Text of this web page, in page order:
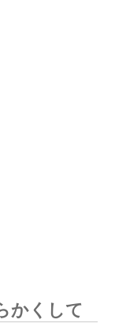
かくして